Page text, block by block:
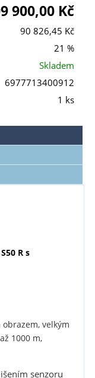
900,00 Kč
90 826,45 Kč
21 %
Skladem
6977713400912
1 ks
R s
velkým
1000 m,
senzoru